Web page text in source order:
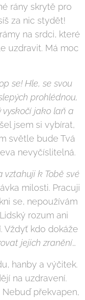
rány skrytě pro
za nic stydět!
na srdci, které
uzdravit. Má moc
se! Hle, se svou
prohlédnou,
vyskočí jako laň a
jsem si vybírat,
světle bude Tvá
nevyčíslitelná.
vztahuji k Tobě své
milosti. Pracuji
se, nepoužívám
rozum ani
Vždyť kdo dokáže
jejich zranění…
hanby a výčitek.
na uzdravení.
Nebuď překvapen,